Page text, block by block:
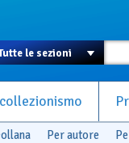
Per autore